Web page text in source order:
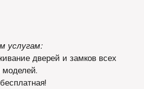
услугам:
дверей и замков всех
моделей.